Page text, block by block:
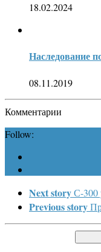
18.02.2024
Наследование
08.11.2019
Комментарии
Follow:
Next storyС-300
Previous story